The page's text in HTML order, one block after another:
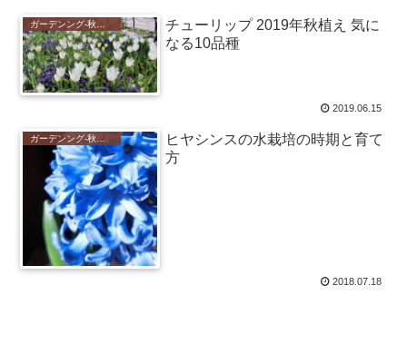
チューリップ 2019年秋植え 気に
なる10品種
2019.06.15
ガーデンング-秋植えの花-
ヒヤシンスの水栽培の時期と育て
方
2018.07.18